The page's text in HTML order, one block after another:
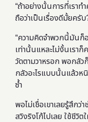
“ถ้าอย่างนั้นการที่เราท
ถือว่าเป็นเรื่องดีมั้ยครับ
“ความคิดจำพวกนี้มันก็
เท่านั้นแหละไม่งั้นเรา
วัดตามวาหรอก พอกลั
กลัวอะไรแบบนั้นแล้วห
ซ้ำ
พอไม่เชื่อเขาเลยรู้สึกว่
สวิงริงโก้ไปเลย ใช้ชีวิ